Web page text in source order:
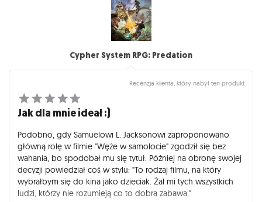
wtedy, gdy nie wypali efekt Polaris ;) ). Z podobnych
systemów polecam Blue Planet (koniecznie 2ed.) Klimaty
podwodne i hard sci-fi, posiada oryginalne (szybkie, ale
bardzo realistyczne) zasady dotyczące odnoszenia ran.
się modny wraz z wejściem do kin Avatara 2 (cała rzecz ma się
Cypher System RPG: Predation
Recenzja klienta, który nabył ten produkt
Jak dla mnie ideał :)
Podobno, gdy Samuelowi L. Jacksonowi zaproponowano
główną rolę w filmie "Węże w samolocie" zgodził się bez
wahania, bo spodobał mu się tytuł. Później na obronę swojej
decyzji powiedział coś w stylu: "To rodzaj filmu, na który
wybrałbym się do kina jako dzieciak. Żal mi tych wszystkich
ludzi, którzy nie rozumieją co to dobra zabawa."